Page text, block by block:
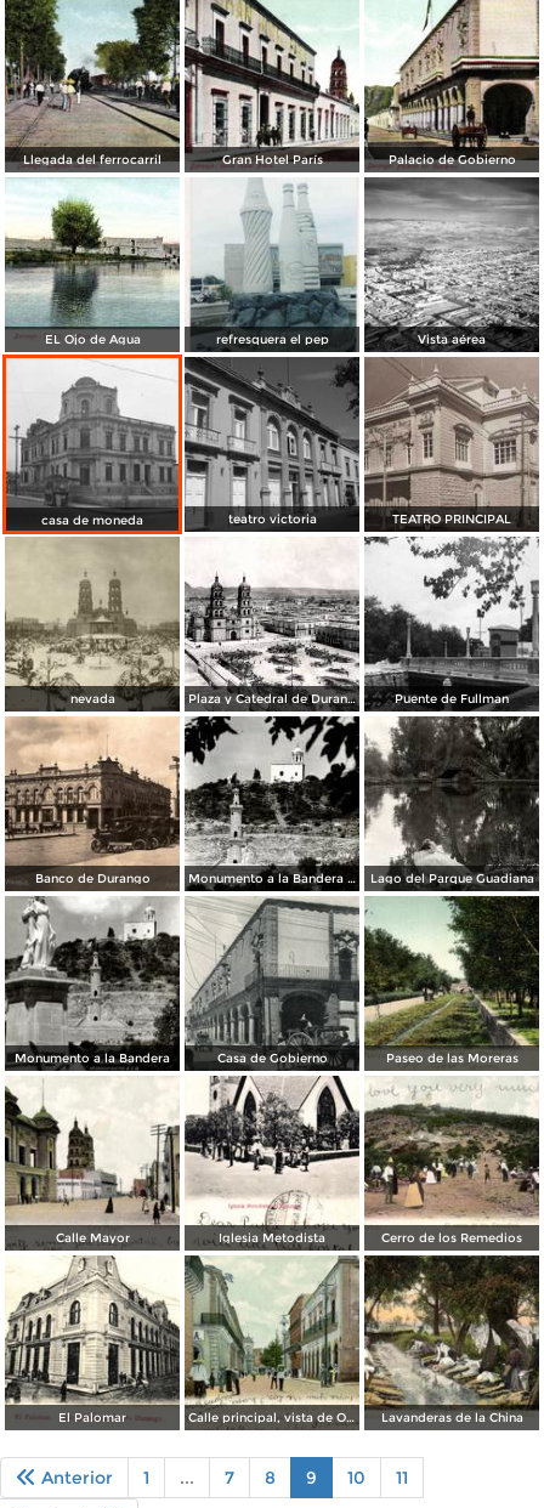
Llegada del ferrocarril Gran Hotel París Palacio de Gobierno
EL Ojo de Agua refresquera el pep Vista aérea
casa de moneda teatro victoria TEATRO PRINCIPAL
nevada Plaza y Catedral de Durango Puente de Fullman
Banco de Durango Monumento a la Bandera y Capilla de los Remedios Lago del Parque Guadiana
Monumento a la Bandera Casa de Gobierno Paseo de las Moreras
Calle Mayor Iglesia Metodista Cerro de los Remedios
El Palomar Calle principal, vista de Oriente a Poniente Lavanderas de la China
Anterior 1 ... 7 8 9 10
11